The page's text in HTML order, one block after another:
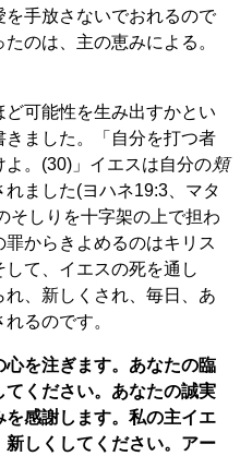
手放さないでおれるので
のは、主の恵みによる。
可能性を生み出すかとい
きました。「自分を打つ者
よ。(30)」イエスは自分の頬
ました(ヨハネ19:3、マタ
そしりを十字架の上で担わ
からきよめるのはキリス
して、イエスの死を通し
、新しくされ、毎日、あ
るのです。
を注ぎます。あなたの臨
ください。あなたの誠実
感謝します。私の主イエ
しくしてください。アー